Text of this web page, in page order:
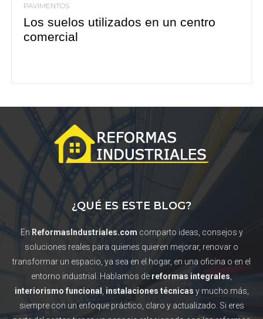
PAVIMENTOS
Los suelos utilizados en un centro
comercial
¿QUÉ ES ESTE BLOG?
En ReformasIndustriales.com comparto ideas, consejos y
soluciones reales para quienes quieren mejorar, renovar o
transformar un espacio, ya sea en el hogar, en una oficina o en el
entorno industrial. Hablamos de reformas integrales
interiorismo funcional
instalaciones técnicas y mucho más,
siempre con un enfoque práctico, claro y actualizado. Si eres